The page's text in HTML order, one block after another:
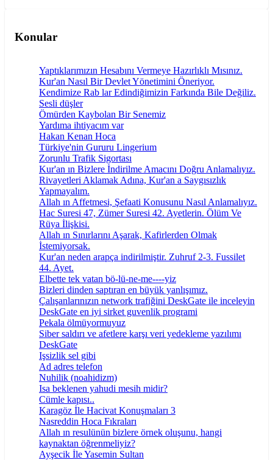
Konular
Yaptıklarımızın Hesabını Vermeye Hazırlıklı Mısınız.
Kur'an Nasıl Bir Devlet Yönetimini Öneriyor.
Kendimize Rab lar Edindiğimizin Farkında Bile Değiliz.
Sesli düşler
Ömürden Kaybolan Bir Senemiz
Yardıma ihtiyacım var
Hakan Kenan Hoca
Türkiye'nin Gururu Lingerium
Zorunlu Trafik Sigortası
Kur'an ın Bizlere İndirilme Amacını Doğru Anlamalıyız.
Rivayetleri Aklamak Adına, Kur'an a Saygısızlık
Yapmayalım.
Allah ın Affetmesi, Şefaati Konusunu Nasıl Anlamalıyız.
Hac Suresi 47, Zümer Suresi 42. Ayetlerin. Ölüm Ve
Rüya İlişkisi.
Allah ın Sınırlarını Aşarak, Kafirlerden Olmak
İstemiyorsak.
Kur'an neden arapça indirilmiştir. Zuhruf 2-3. Fussilet
44. Ayet.
Elbette tek vatan bö-lü-ne-me----yiz
Bizleri dinden saptıran en büyük yanlışımız.
Çalışanlarınızın network trafiğini DeskGate ile inceleyin
DeskGate en iyi sirket guvenlik programi
Pekala ölmüyormuyuz
Siber saldırı ve afetlere karşı veri yedekleme yazılımı
DeskGate
Işsizlik sel gibi
Ad adres telefon
Nuhilik (noahidizm)
Isa beklenen yahudi mesih midir?
Cümle kapısı..
Karagöz İle Hacivat Konuşmaları 3
Nasreddin Hoca Fıkraları
Allah ın resulünün bizlere örnek oluşunu, hangi
kaynaktan öğrenmeliyiz?
Ayşecik İle Yasemin Sultan